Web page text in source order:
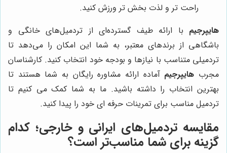
راحت تر و لذت بخش تر ورزش کنید.
هایپرجیم با ارائه طیف گسترده‌ای از تردمیل‌های خانگی و
باشگاهی از برندهای معتبر، به شما این امکان را می‌دهد تا
تردمیلی متناسب با نیازها و بودجه خود انتخاب کنید. کارشناسان
مجرب هایپرجیم آماده ارائه مشاوره رایگان به شما هستند تا
بهترین انتخاب را داشته باشید. ما به شما کمک می کنیم تا
تردمیل مناسب برای تمرینات حرفه ای خود را پیدا کنید.
مقایسه تردمیل‌های ایرانی و خارجی؛ کدام
گزینه برای شما مناسب‌تر است؟